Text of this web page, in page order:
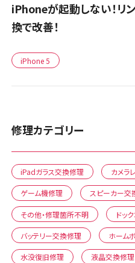
iPhoneが起動しない！リ
換で改善！
iPhone 5
修理カテゴリー
iPadガラス交換修理 カメラ
ゲーム機修理 スピーカー交
その他・修理箇所不明 ドッ
バッテリー交換修理 ホーム
水没復旧修理 液晶交換修理